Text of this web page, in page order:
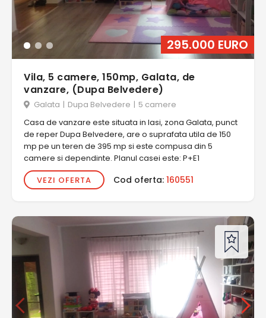
295.000 EURO
Vila, 5 camere, 150mp, Galata, de
vanzare, (Dupa Belvedere)
Galata | Dupa Belvedere | 5 camere
Casa de vanzare este situata in Iasi, zona Galata, punct
de reper Dupa Belvedere, are o suprafata utila de 150
mp pe un teren de 395 mp si este compusa din 5
camere si dependinte. Planul casei este: P+E1
VEZI OFERTA
Cod oferta: 160551